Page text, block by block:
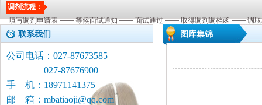
调剂流程：
填写调剂申请表 —— 等候面试通知 —— 面试通过 —— 取得调剂调档函 —— 调
联系我们
公司电话：027-87673585
027-87676900
手 机：18971141375
邮 箱：mbatiaoji@qq.com
图库集锦